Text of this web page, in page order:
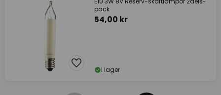
pack
54,00 kr
I lager